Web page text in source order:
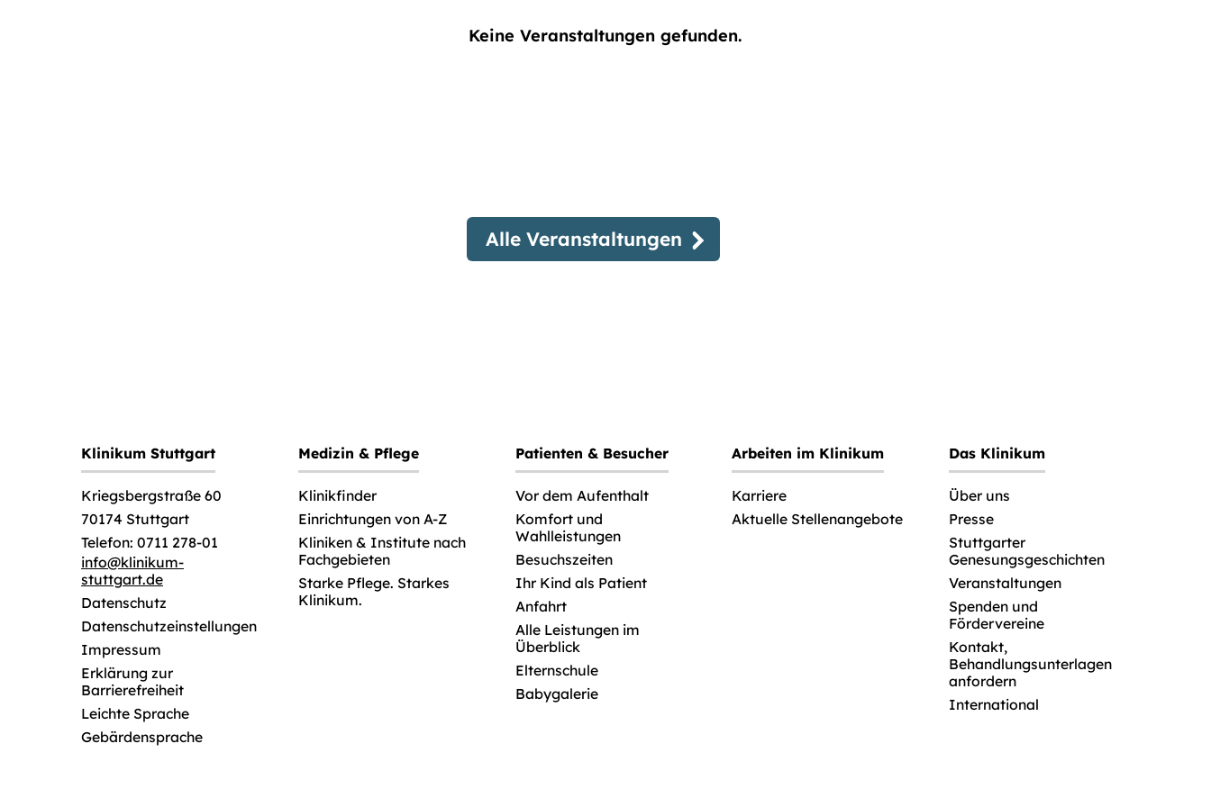
Keine Veranstaltungen gefunden.
Alle Veranstaltungen
Klinikum Stuttgart
Kriegsbergstraße 60
70174 Stuttgart
Telefon: 0711 278-01
info@klinikum-
stuttgart.de
Datenschutz
Datenschutzeinstellungen
Impressum
Erklärung zur
Barrierefreiheit
Leichte Sprache
Gebärdensprache
Medizin & Pflege
Klinikfinder
Einrichtungen von A-Z
Kliniken & Institute nach
Fachgebieten
Starke Pflege. Starkes
Klinikum.
Patienten & Besucher
Vor dem Aufenthalt
Komfort und
Wahlleistungen
Besuchszeiten
Ihr Kind als Patient
Anfahrt
Alle Leistungen im
Überblick
Elternschule
Babygalerie
Arbeiten im Klinikum
Karriere
Aktuelle Stellenangebote
Das Klinikum
Über uns
Presse
Stuttgarter
Genesungsgeschichten
Veranstaltungen
Spenden und
Fördervereine
Kontakt,
Behandlungsunterlagen
anfordern
International